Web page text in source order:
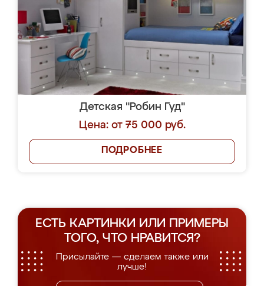
Детская "Робин Гуд"
Цена: от 75 000 руб.
ПОДРОБНЕЕ
ЕСТЬ КАРТИНКИ ИЛИ ПРИМЕРЫ
ТОГО, ЧТО НРАВИТСЯ?
Присылайте — сделаем также или
лучше!